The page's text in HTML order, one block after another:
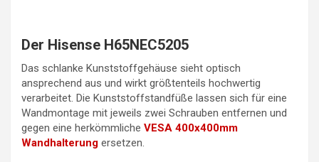
Der Hisense H65NEC5205
Das schlanke Kunststoffgehäuse sieht optisch
ansprechend aus und wirkt größtenteils hochwertig
verarbeitet. Die Kunststoffstandfüße lassen sich für eine
Wandmontage mit jeweils zwei Schrauben entfernen und
gegen eine herkömmliche VESA 400x400mm
Wandhalterung ersetzen.